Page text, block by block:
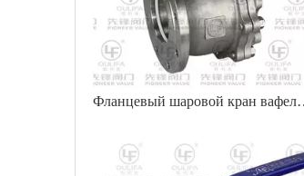
Фланцевый шаровой